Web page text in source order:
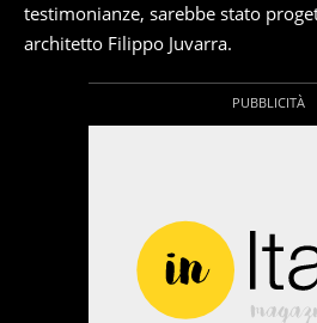
testimonianze, sarebbe stato
architetto Filippo Juvarra.